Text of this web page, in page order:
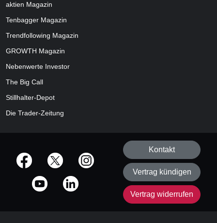
aktien Magazin
Tenbagger Magazin
Trendfollowing Magazin
GROWTH Magazin
Nebenwerte Investor
The Big Call
Stillhalter-Depot
Die Trader-Zeitung
offizielle Social Media-Accounts
Kontakt
Vertrag kündigen
Vertrag widerrufen